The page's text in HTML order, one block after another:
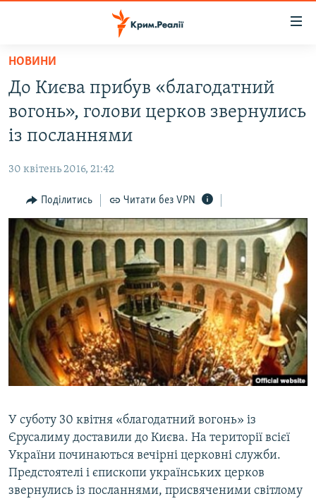
Перейти
основного
матеріалу
Перейти
до
основної
Перейти
до
пошуку
ВОДА.КРИМ
БЛОГИ
ПОГЛЯД
ІНТЕРВ'Ю
ВСЕ ЗА ДЕНЬ
СПЕЦПРОЕКТИ
ДЕПОРТАЦІЯ
ВІДЕОУРОКИ «ELIFBE»
СВІДЧЕННЯ ОКУПАЦІЇ
УКРАЇНСЬКА ПРОБЛЕМА КРИМУ
ЯК ОБІЙТИ БЛОКУВАННЯ
Русский
Qırımtatar
Усі сайти RFE/RL
НОВИНИ
До Києва прибув «благодатний
вогонь», голови церков звернулись
із посланнями
30 квітень 2016, 21:42
Поділитись Читати без VPN
У суботу 30 квітня «благодатний вогонь» із
Єрусалиму доставили до Києва. На території всієї
України починаються вечірні церковні служби.
Предстоятелі і єпископи українських церков
звернулись із посланнями, присвяченими світлому